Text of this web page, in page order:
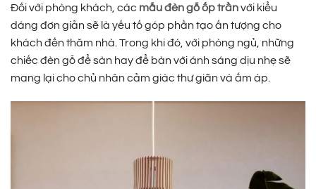
Đối với phòng khách, các mẫu đèn gỗ ốp trầnvới kiểu
dáng đơn giản sẽ là yếu tố góp phần tạo ấn tượng cho
khách đến thăm nhà. Trong khi đó, với phòng ngủ, những
chiếc đèn gỗ để sàn hay để bàn với ánh sáng dịu nhẹ sẽ
mang lại cho chủ nhân cảm giác thư giãn và ấm áp.